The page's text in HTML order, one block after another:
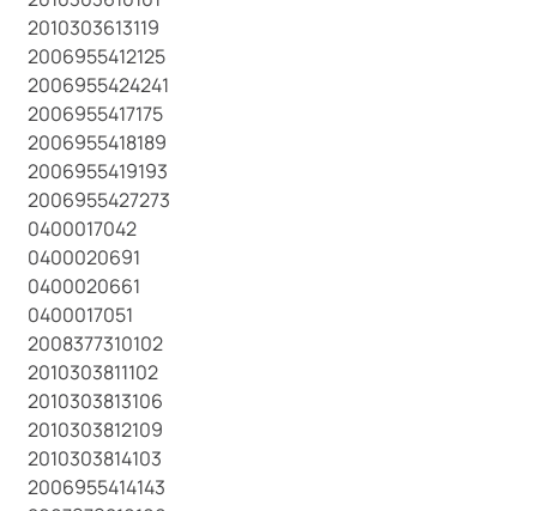
2010303613119
2006955412125
2006955424241
2006955417175
2006955418189
2006955419193
2006955427273
0400017042
0400020691
0400020661
0400017051
2008377310102
2010303811102
2010303813106
2010303812109
2010303814103
2006955414143